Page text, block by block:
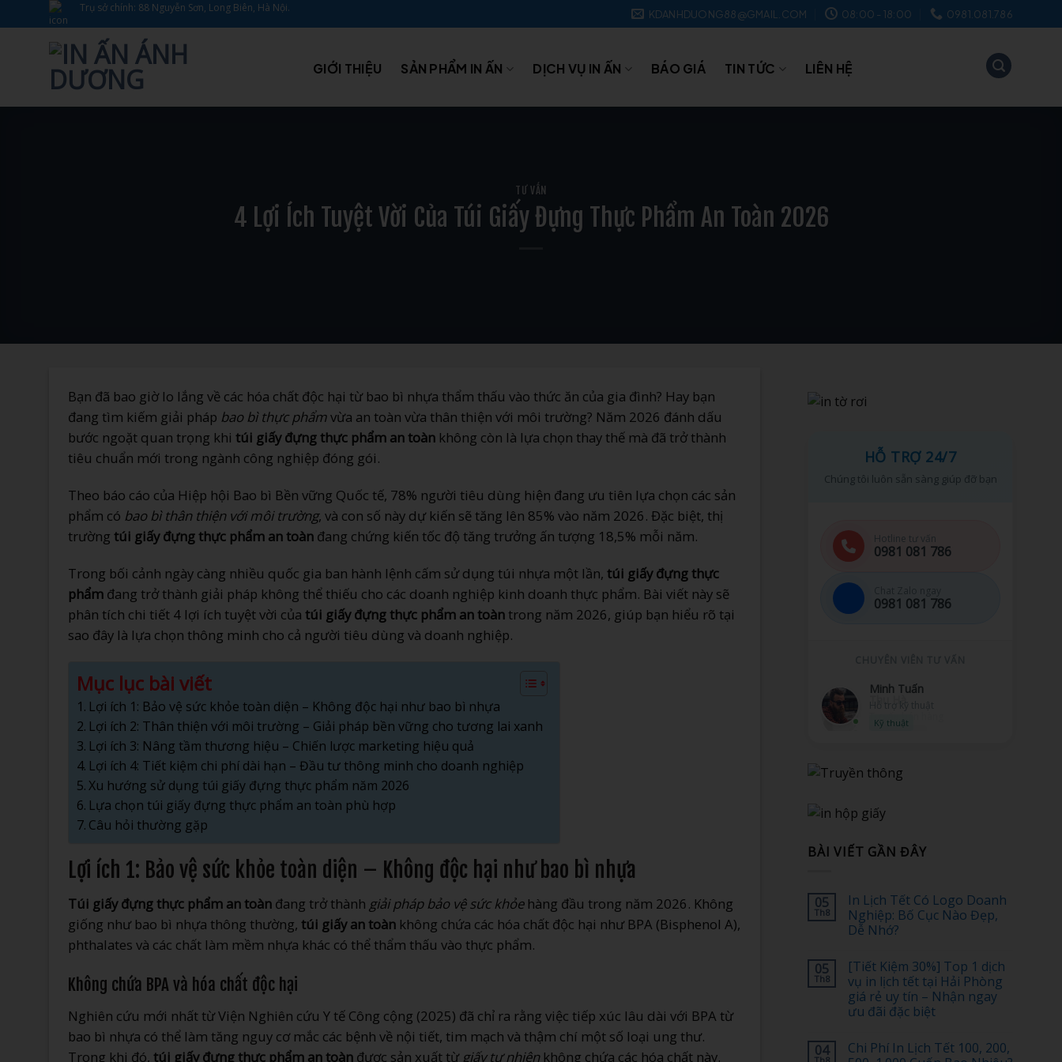
qua
Trụ sở chính: 88 Nguyễn Sơn, Long Biên, Hà Nội. KDANHDUONG88@GMAIL.COM 08:00 - 18:00 0981.081.786
GIỚI THIỆU SẢN PHẨM IN ẤN DỊCH VỤ IN ẤN BÁO GIÁ TIN TỨC LIÊN HỆ
TƯ VẤN
4 Lợi Ích Tuyệt Vời Của Túi Giấy Đựng Thực Phẩm An Toàn 2026
Bạn đã bao giờ lo lắng về các hóa chất độc hại từ bao bì nhựa thẩm thấu vào thức ăn của gia đình? Hay bạn
đang tìm kiếm giải pháp bao bì thực phẩmvừa an toàn vừa thân thiện với môi trường? Năm 2026 đánh dấu
bước ngoặt quan trọng khi túi giấy đựng thực phẩm an toàn không còn là lựa chọn thay thế mà đã trở thành
tiêu chuẩn mới trong ngành công nghiệp đóng gói.
Theo báo cáo của Hiệp hội Bao bì Bền vững Quốc tế, 78% người tiêu dùng hiện đang ưu tiên lựa chọn các sản
phẩm có bao bì thân thiện với môi trường, và con số này dự kiến sẽ tăng lên 85% vào năm 2026. Đặc biệt, thị
trường túi giấy đựng thực phẩm an toàn đang chứng kiến tốc độ tăng trưởng ấn tượng 18,5% mỗi năm.
Trong bối cảnh ngày càng nhiều quốc gia ban hành lệnh cấm sử dụng túi nhựa một lần, túi giấy đựng thực
phẩm đang trở thành giải pháp không thể thiếu cho các doanh nghiệp kinh doanh thực phẩm. Bài viết này sẽ
phân tích chi tiết 4 lợi ích tuyệt vời của túi giấy đựng thực phẩm an toàn trong năm 2026, giúp bạn hiểu rõ tại
sao đây là lựa chọn thông minh cho cả người tiêu dùng và doanh nghiệp.
Mục lục bài viết
Lợi ích 1: Bảo vệ sức khỏe toàn diện – Không độc hại như bao bì nhựa
Lợi ích 2: Thân thiện với môi trường – Giải pháp bền vững cho tương lai xanh
Lợi ích 3: Nâng tầm thương hiệu – Chiến lược marketing hiệu quả
Lợi ích 4: Tiết kiệm chi phí dài hạn – Đầu tư thông minh cho doanh nghiệp
Xu hướng sử dụng túi giấy đựng thực phẩm năm 2026
Lựa chọn túi giấy đựng thực phẩm an toàn phù hợp
Câu hỏi thường gặp
Lợi ích 1: Bảo vệ sức khỏe toàn diện – Không độc hại như bao bì nhựa
Túi giấy đựng thực phẩm an toàn đang trở thành giải pháp bảo vệ sức khỏehàng đầu trong năm 2026. Không
giống như bao bì nhựa thông thường, túi giấy an toàn không chứa các hóa chất độc hại như BPA (Bisphenol A),
phthalates và các chất làm mềm nhựa khác có thể thẩm thấu vào thực phẩm.
Không chứa BPA và hóa chất độc hại
Nghiên cứu mới nhất từ Viện Nghiên cứu Y tế Công cộng (2025) đã chỉ ra rằng việc tiếp xúc lâu dài với BPA từ
bao bì nhựa có thể làm tăng nguy cơ mắc các bệnh về nội tiết, tim mạch và thậm chí một số loại ung thư.
Trong khi đó, túi giấy đựng thực phẩm an toàn được sản xuất từ giấy tự nhiênkhông chứa các hóa chất này.
HỖ TRỢ 24/7
Chúng tôi luôn sẵn sàng giúp đỡ bạn
Hotline tư vấn
0981 081 786
0981 081 786
Minh Tuấn
Kỹ thuật
BÀI VIẾT GẦN ĐÂY
05
Th8
In Lịch Tết Có Logo Doanh
Nghiệp: Bố Cục Nào Đẹp,
Dễ Nhớ?
bình
luận
ở
In
Lịch
Tết
Doanh
Nghiệp:
05
Th8
[Tiết Kiệm 30%] Top 1 dịch
vụ in lịch tết tại Hải Phòng
giá rẻ uy tín – Nhận ngay
ưu đãi đặc biệt
bình
luận
04
Chi Phí In Lịch Tết 100, 200,